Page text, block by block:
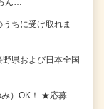
ん…
ちに受け取れま
県および日本全国
）OK！ ★応募